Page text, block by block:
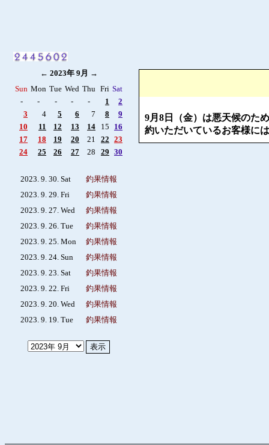
← 2023年 9月 →
Sun Mon Tue Wed Thu Fri Sat
-
- - - - 1
2
3
4 5 6 7 8
9
10
11 12 13 14 15
16
17
18 19 20 21 22 23
24
25 26 27 28 29 30
2023. 9. 30. Sat
釣果情報
2023. 9. 29. Fri
釣果情報
2023. 9. 27. Wed
釣果情報
2023. 9. 26. Tue
釣果情報
2023. 9. 25. Mon
釣果情報
2023. 9. 24. Sun
釣果情報
2023. 9. 23. Sat
釣果情報
2023. 9. 22. Fri
釣果情報
2023. 9. 20. Wed
釣果情報
2023. 9. 19. Tue
釣果情報
9月8日（金）は悪天候のた
約いただいているお客様に